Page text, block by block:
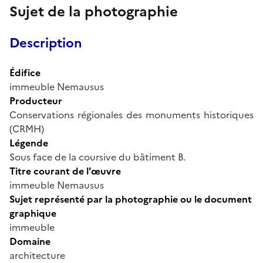
Sujet de la photographie
Description
Édifice
immeuble Nemausus
Producteur
Conservations régionales des monuments historiques
(CRMH)
Légende
Sous face de la coursive du bâtiment B.
Titre courant de l'œuvre
immeuble Nemausus
Sujet représenté par la photographie ou le document
graphique
immeuble
Domaine
architecture